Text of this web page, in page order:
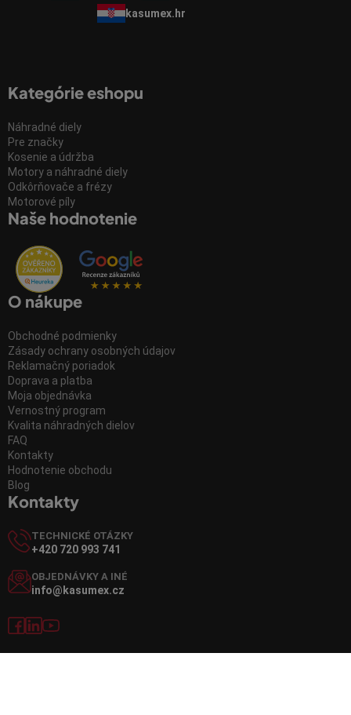
kasumex.hr
Kategórie eshopu
Náhradné diely
Pre značky
Kosenie a údržba
Motory a náhradné diely
Odkôrňovače a frézy
Motorové píly
Naše hodnotenie
O nákupe
Obchodné podmienky
Zásady ochrany osobných údajov
Reklamačný poriadok
Doprava a platba
Moja objednávka
Vernostný program
Kvalita náhradných dielov
FAQ
Kontakty
Hodnotenie obchodu
Blog
Kontakty
TECHNICKÉ OTÁZKY
+420 720 993 741
OBJEDNÁVKY A INÉ
info@kasumex.cz